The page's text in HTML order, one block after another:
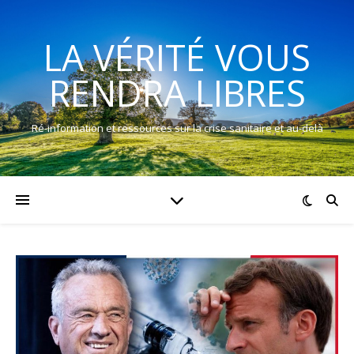
LA VÉRITÉ VOUS
RENDRA LIBRES
Ré-information et ressources sur la crise sanitaire et au-delà